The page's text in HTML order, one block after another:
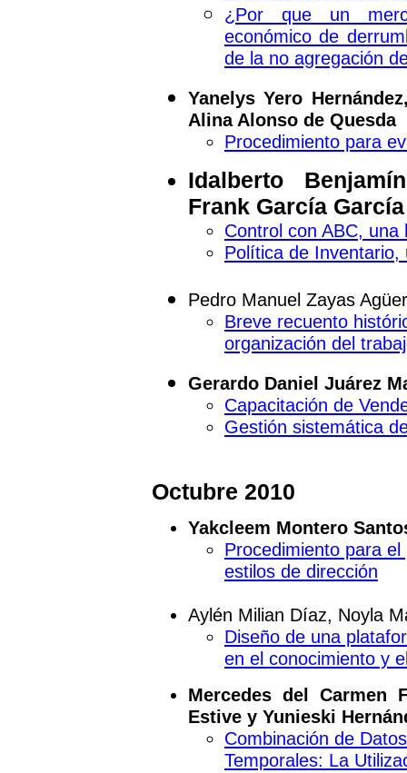
¿Por que un
económico de
de la no agregación
Yanelys Yero
Alina Alonso de Quesda
Procedimiento para
Idalberto
Frank García García
Control con ABC,
Política de
Pedro Manuel Zayas
Breve recuento
organización del
Gerardo Daniel Juárez
Capacitación de
Gestión sistemática
Octubre 2010
Yakcleem Montero
Procedimiento para
estilos de dirección
Aylén Milian Díaz, Noyla
Diseño de una
en el conocimiento y
Mercedes del Carmen
Estive y Yunieski
Combinación de
Temporales: La